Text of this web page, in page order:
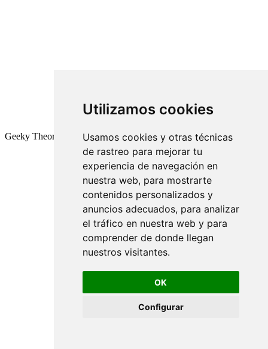
Utilizamos cookies
Usamos cookies y otras técnicas
de rastreo para mejorar tu
experiencia de navegación en
nuestra web, para mostrarte
contenidos personalizados y
anuncios adecuados, para analizar
el tráfico en nuestra web y para
comprender de donde llegan
nuestros visitantes.
OK
Configurar
Geeky Theory © 2026